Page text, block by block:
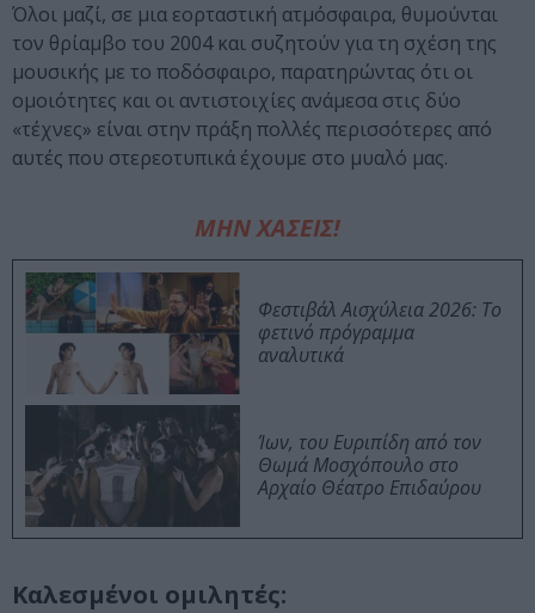
Όλοι μαζί, σε μια εορταστική ατμόσφαιρα, θυμούνται
τον θρίαμβο του 2004 και συζητούν για τη σχέση της
μουσικής με το ποδόσφαιρο, παρατηρώντας ότι οι
ομοιότητες και οι αντιστοιχίες ανάμεσα στις δύο
«τέχνες» είναι στην πράξη πολλές περισσότερες από
αυτές που στερεοτυπικά έχουμε στο μυαλό μας.
ΜΗΝ ΧΑΣΕΙΣ!
Φεστιβάλ Αισχύλεια 2026: Το
φετινό πρόγραμμα
αναλυτικά
Ίων, του Ευριπίδη από τον
Θωμά Μοσχόπουλο στο
Αρχαίο Θέατρο Επιδαύρου
Καλεσμένοι ομιλητές: